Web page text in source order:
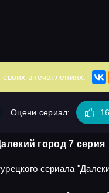
впечатлениях:
Оцени сериал:
город 7 серия
сериала